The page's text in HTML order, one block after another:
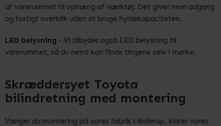
af varerummet til ophæng af værktøj. Det giver nem adgang
og hurtigt overblik uden at bruge hyldekapaciteten.
LED belysning - Vi tilbyder også LED belysning til
varerummet, så du nemt kan finde tingene selv i mørke.
Skræddersyet Toyota
bilindretning med montering
Vælger du montering på vores fabrik i Ballerup, klarer vores